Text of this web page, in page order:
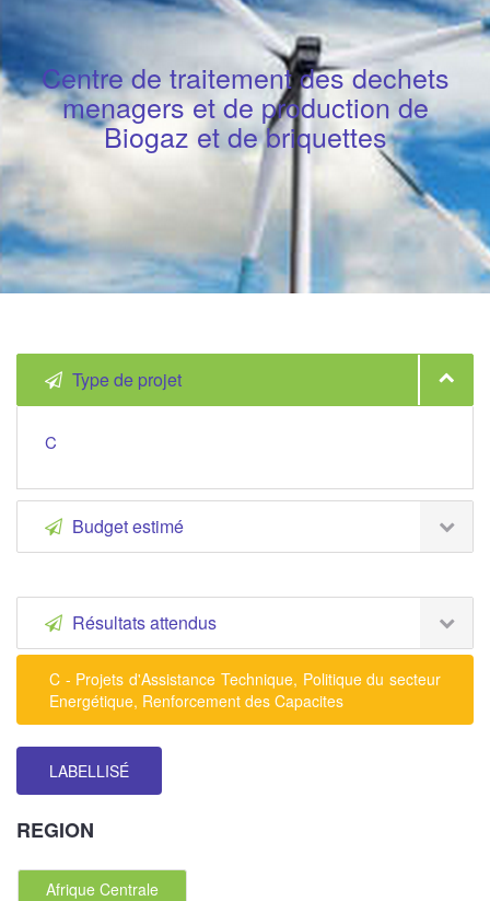
Centre de traitement des dechets
menagers et de production de
Biogaz et de briquettes
Type de projet
C
Budget estimé
Résultats attendus
C - Projets d'Assistance Technique, Politique du secteur
Energétique, Renforcement des Capacites
LABELLISÉ
REGION
Afrique Centrale